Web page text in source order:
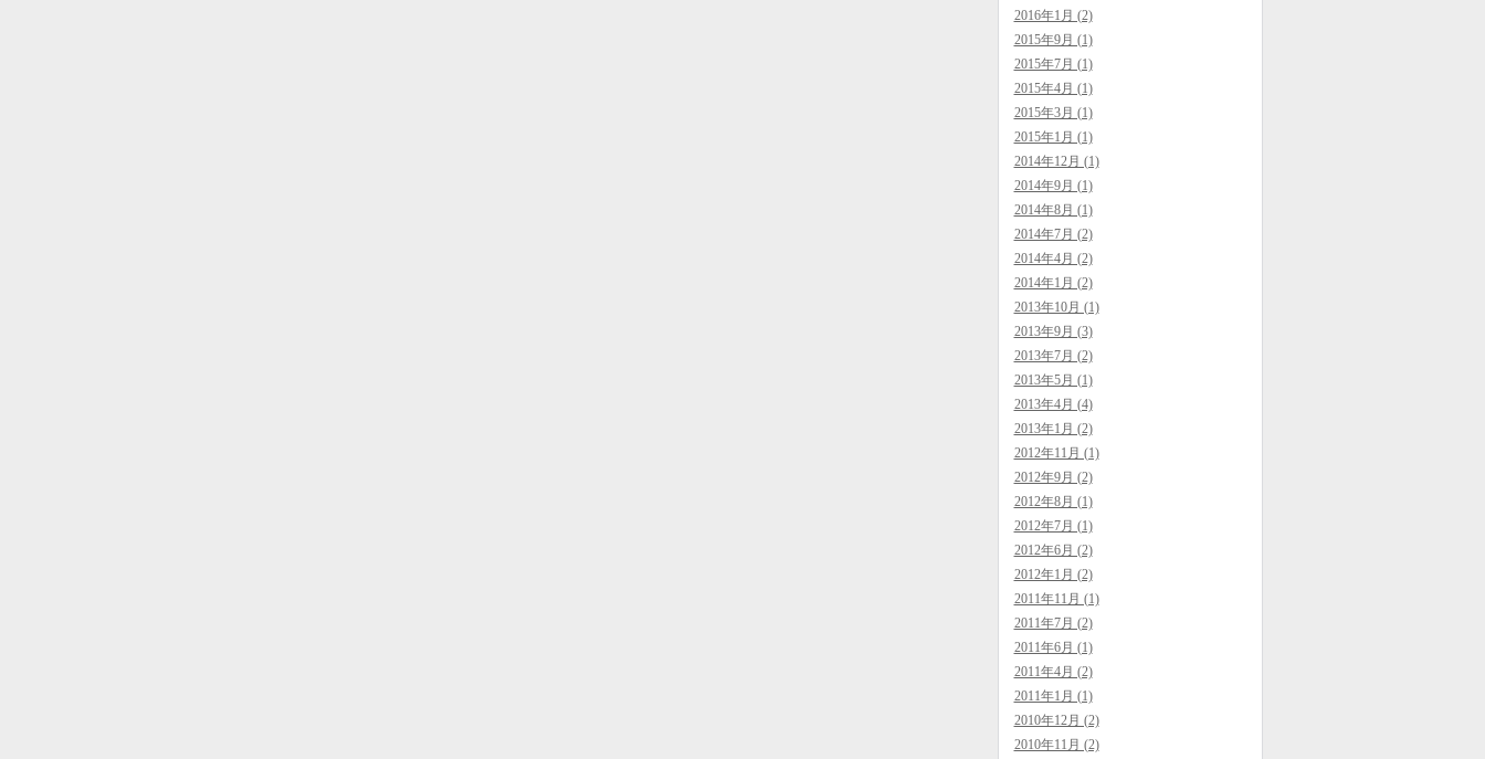
2016年1月 (2)
2015年9月 (1)
2015年7月 (1)
2015年4月 (1)
2015年3月 (1)
2015年1月 (1)
2014年12月 (1)
2014年9月 (1)
2014年8月 (1)
2014年7月 (2)
2014年4月 (2)
2014年1月 (2)
2013年10月 (1)
2013年9月 (3)
2013年7月 (2)
2013年5月 (1)
2013年4月 (4)
2013年1月 (2)
2012年11月 (1)
2012年9月 (2)
2012年8月 (1)
2012年7月 (1)
2012年6月 (2)
2012年1月 (2)
2011年11月 (1)
2011年7月 (2)
2011年6月 (1)
2011年4月 (2)
2011年1月 (1)
2010年12月 (2)
2010年11月 (2)